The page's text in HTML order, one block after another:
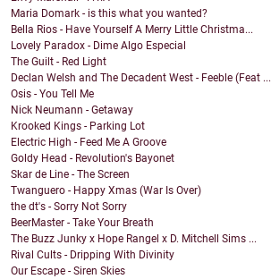
Maria Domark - is this what you wanted?
Bella Rios - Have Yourself A Merry Little Christma...
Lovely Paradox - Dime Algo Especial
The Guilt - Red Light
Declan Welsh and The Decadent West - Feeble (Feat ...
Osis - You Tell Me
Nick Neumann - Getaway
Krooked Kings - Parking Lot
Electric High - Feed Me A Groove
Goldy Head - Revolution's Bayonet
Skar de Line - The Screen
Twanguero - Happy Xmas (War Is Over)
the dt's - Sorry Not Sorry
BeerMaster - Take Your Breath
The Buzz Junky x Hope Rangel x D. Mitchell Sims ...
Rival Cults - Dripping With Divinity
Our Escape - Siren Skies